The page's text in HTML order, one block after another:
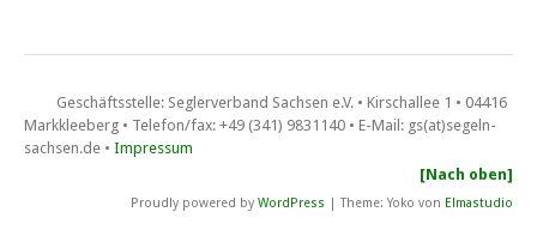
Berzi-Clubregatta • 13. – 14. Juni 2026
Geschäftsstelle: Seglerverband Sachsen e.V. • Kirschallee 1 • 04416
Markkleeberg • Telefon/fax: +49 (341) 9831140 • E-Mail: gs(at)segeln-
sachsen.de • Impressum
[Nach oben]
Proudly powered by WordPress | Theme: Yoko von Elmastudio